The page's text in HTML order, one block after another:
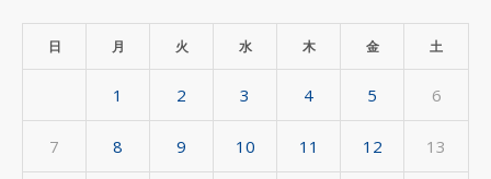
イ
日 月 火 水 木 金 土
1 2 3 4 5 6
7 8 9 10 11 12 13